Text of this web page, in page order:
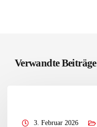
Verwandte Beiträge
3. Februar 2026